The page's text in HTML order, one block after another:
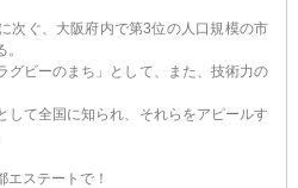
次ぐ、大阪府内で第3位の人口規模の市
グビーのまち」として、また、技術力の
して全国に知られ、それらをアピールす
ステートで！